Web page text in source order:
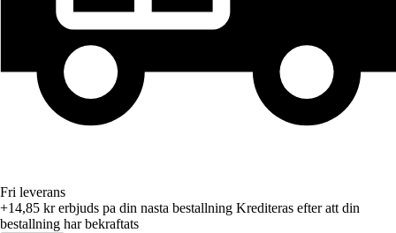
Fri leverans
+14,85 krerbjuds pa din nasta bestallning Krediteras efter att din
bestallning har bekraftats